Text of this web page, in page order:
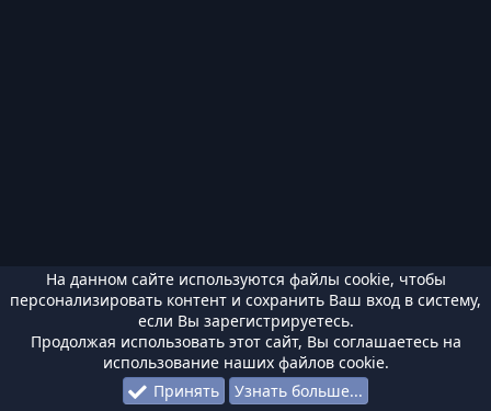
На данном сайте используются файлы cookie, чтобы
персонализировать контент и сохранить Ваш вход в систему,
если Вы зарегистрируетесь.
Продолжая использовать этот сайт, Вы соглашаетесь на
использование наших файлов cookie.
Принять
Узнать больше...